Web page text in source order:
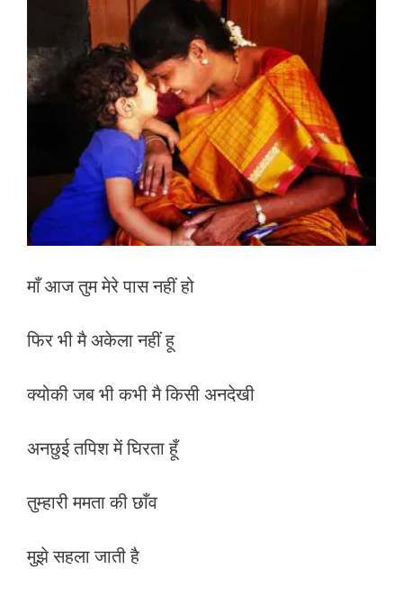
o
er s
A
p
p
l e
माँ आज तुम मेरे पास नहीं हो
फिर भी मै अकेला नहीं हू
क्योकी जब भी कभी मै किसी अनदेखी
अनछुई तपिश में घिरता हूँ
तुम्हारी ममता की छाँव
मुझे सहला जाती है